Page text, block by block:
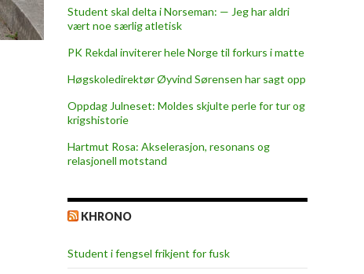
Student skal delta i Norseman: — Jeg har aldri
vært noe særlig atletisk
PK Rekdal inviterer hele Norge til forkurs i matte
Høgskoledirektør Øyvind Sørensen har sagt opp
Oppdag Julneset: Moldes skjulte perle for tur og
krigshistorie
Hartmut Rosa: Akselerasjon, resonans og
relasjonell motstand
KHRONO
Student i fengsel frikjent for fusk